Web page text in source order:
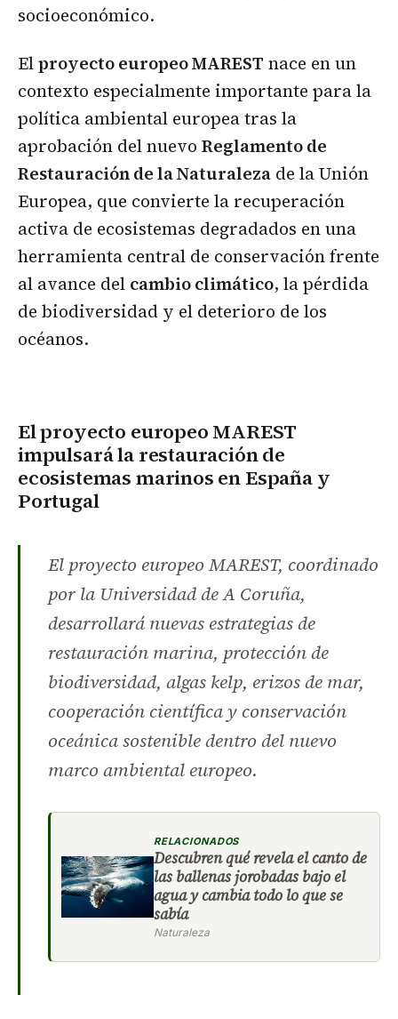
socioeconómico.
Elproyecto europeo MAREST nace en un
contexto especialmente importante para la
política ambiental europea tras la
aprobación del nuevo Reglamento de
Restauración de la Naturaleza de la Unión
Europea, que convierte la recuperación
activa de ecosistemas degradados en una
herramienta central de conservación frente
al avance del cambio climático, la pérdida
de biodiversidad y el deterioro de los
océanos.
El proyecto europeo MAREST
impulsará la restauración de
ecosistemas marinos en España y
Portugal
El proyecto europeo MAREST, coordinado
por la Universidad de A Coruña,
desarrollará nuevas estrategias de
restauración marina, protección de
biodiversidad, algas kelp, erizos de mar,
cooperación científica y conservación
oceánica sostenible dentro del nuevo
marco ambiental europeo.
RELACIONADOS
Descubren qué revela el canto de
las ballenas jorobadas bajo el
agua y cambia todo lo que se
sabía
Naturaleza